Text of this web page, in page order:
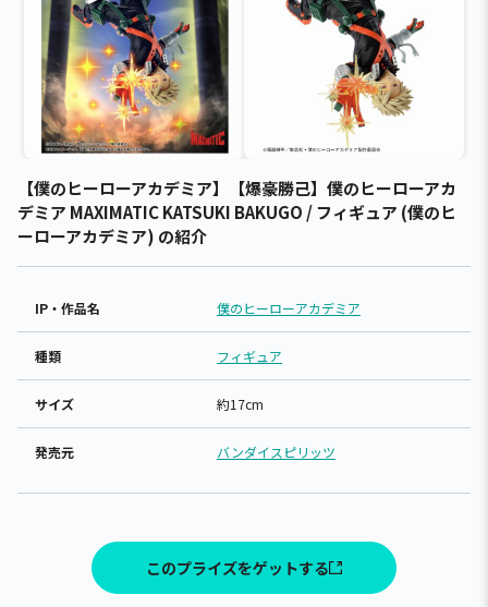
【僕のヒーローアカデミア】【爆豪勝己】僕のヒーローアカ
デミア MAXIMATIC KATSUKI BAKUGO / フィギュア (僕のヒ
ーローアカデミア) の紹介
IP・作品名 僕のヒーローアカデミア
種類 フィギュア
サイズ 約17cm
発売元 バンダイスピリッツ
このプライズをゲットする